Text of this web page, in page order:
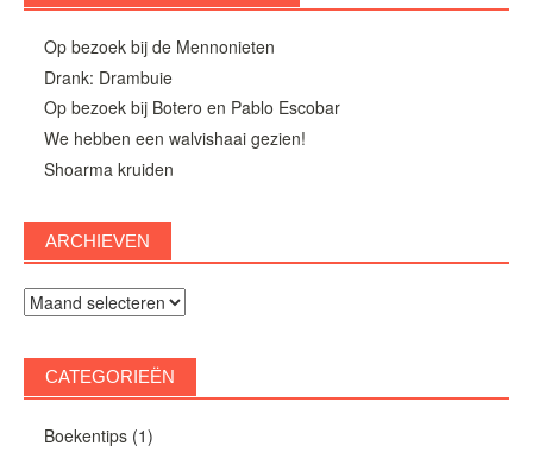
Op bezoek bij de Mennonieten
Drank: Drambuie
Op bezoek bij Botero en Pablo Escobar
We hebben een walvishaai gezien!
Shoarma kruiden
ARCHIEVEN
Archieven
CATEGORIEËN
Boekentips(1)